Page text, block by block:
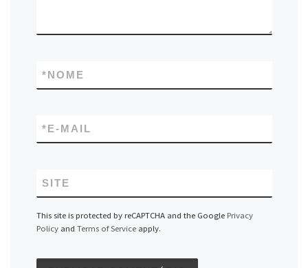
NOME
*
E-MAIL
*
SITE
This site is protected by reCAPTCHA and the Google Privacy
Policyand Terms of Serviceapply.